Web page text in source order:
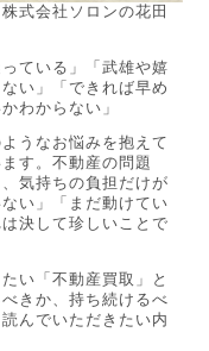
式会社ソロンの花田
ている」「武雄や嬉
い」「できれば早め
わからない」
うなお悩みを抱えて
す。不動産の問題
気持ちの負担だけが
い」「まだ動けてい
決して珍しいことで
い「不動産買取」と
きか、持ち続けるべ
んでいただきたい内